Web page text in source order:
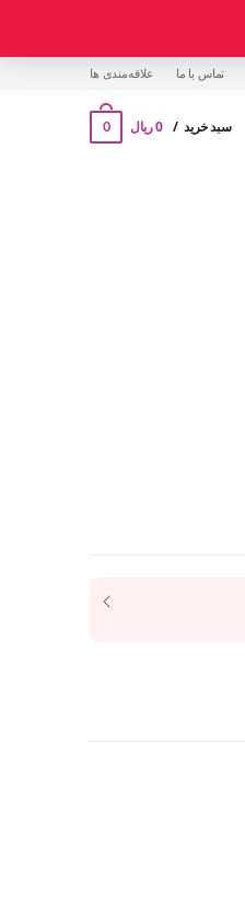
تماس با ما ‌علاقه‌مندی ها
سبد خرید 0 ریال 0